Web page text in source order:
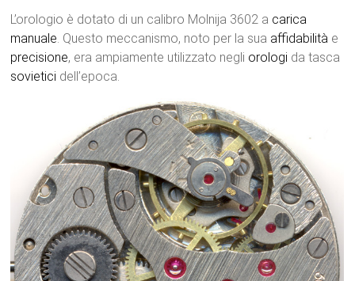
L’orologio è dotato di un calibro Molnija 3602 a carica
manuale. Questo meccanismo, noto per la sua affidabilità e
precisione, era ampiamente utilizzato negli orologi da tasca
sovietici dell’epoca.